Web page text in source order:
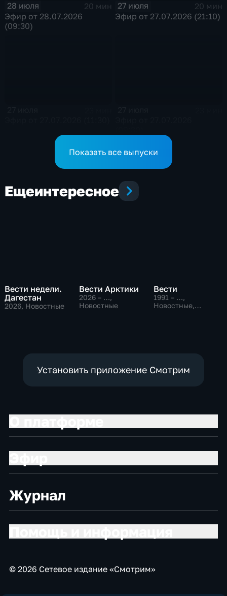
28 июля
20 мин
Эфир от 28.07.2026
(09:30)
27 июля
20 мин
Эфир от 27.07.2026 (21:10)
Показать все выпуски
Ещеинтересное
Вести недели.
Дагестан
2026, Новостные
Вести Арктики
2026 – …,
Новостные
Вести
1991 – …,
Новостные,
Установить приложение Смотрим
Журнал
© 2026 Сетевое издание «Смотрим»